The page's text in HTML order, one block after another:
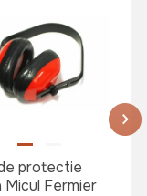
protectie
Micul Fermier